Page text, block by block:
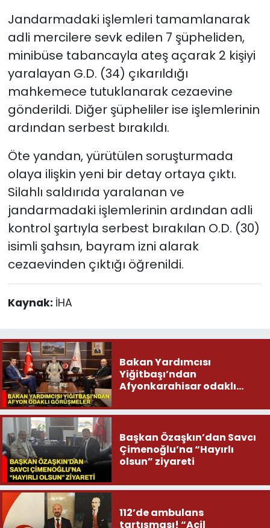
Jandarmadaki işlemleri tamamlanarak
adli mercilere sevk edilen 7 şüpheliden,
minibüse tabancayla ateş açarak 2 kişiyi
yaralayan G.D. (34) çıkarıldığı
mahkemece tutuklanarak cezaevine
gönderildi. Diğer şüpheliler ise işlemlerinin
ardından serbest bırakıldı.
Öte yandan, yürütülen soruşturmada
olaya ilişkin yeni bir detay ortaya çıktı.
Silahlı saldırıda yaralanan ve
jandarmadaki işlemlerinin ardından adli
kontrol şartıyla serbest bırakılan O.D. (30)
isimli şahsın, bayram izni alarak
cezaevinden çıktığı öğrenildi.
Kaynak: İHA
Bakan Yardımcısı
Yiğitbaşı’ndan
Afyonkarahisar odaklı
Başkan Özaşkın’dan Savcı
Çimenoğlu’na “Hayırlı
olsun” ziyareti
112’de ambulans
tartışması! “Acil